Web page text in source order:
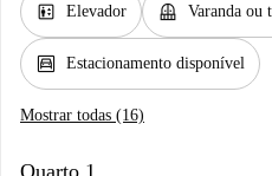
elevator Elevador balcony Varanda ou
garage Estacionamento disponível
Mostrar todas (16)
Quarto 1